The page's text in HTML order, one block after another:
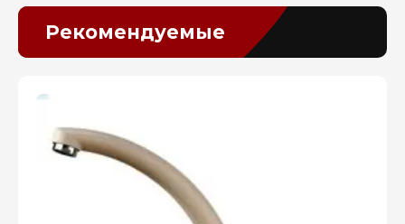
Рекомендуемые